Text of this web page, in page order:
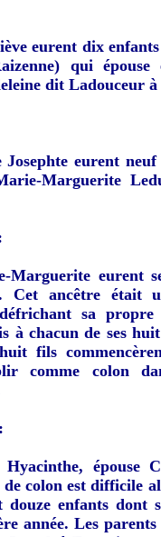
eurent dix
qui épouse
dit Ladouceur à
eurent
Marguerite
Marguerite eurent
Cet ancêtre était
sa
à chacun de ses huit
fils
comme colon
épouse
colon est difficile
enfants dont
année. Les